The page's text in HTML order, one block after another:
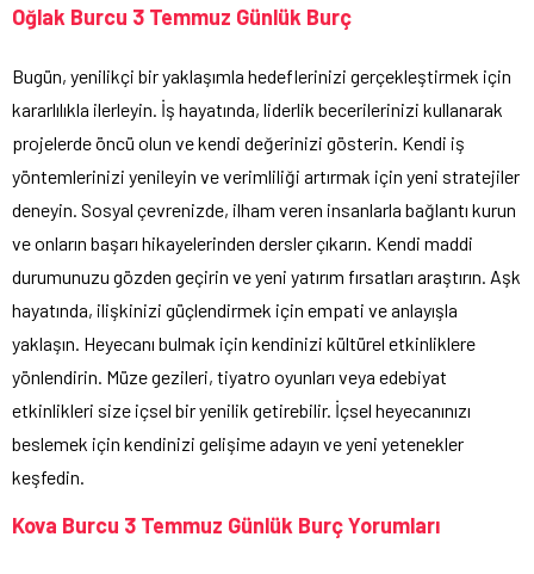
Oğlak Burcu 3 Temmuz Günlük Burç
Bugün, yenilikçi bir yaklaşımla hedeflerinizi gerçekleştirmek için
kararlılıkla ilerleyin. İş hayatında, liderlik becerilerinizi kullanarak
projelerde öncü olun ve kendi değerinizi gösterin. Kendi iş
yöntemlerinizi yenileyin ve verimliliği artırmak için yeni stratejiler
deneyin. Sosyal çevrenizde, ilham veren insanlarla bağlantı kurun
ve onların başarı hikayelerinden dersler çıkarın. Kendi maddi
durumunuzu gözden geçirin ve yeni yatırım fırsatları araştırın. Aşk
hayatında, ilişkinizi güçlendirmek için empati ve anlayışla
yaklaşın. Heyecanı bulmak için kendinizi kültürel etkinliklere
yönlendirin. Müze gezileri, tiyatro oyunları veya edebiyat
etkinlikleri size içsel bir yenilik getirebilir. İçsel heyecanınızı
beslemek için kendinizi gelişime adayın ve yeni yetenekler
keşfedin.
Kova Burcu 3 Temmuz Günlük Burç Yorumları